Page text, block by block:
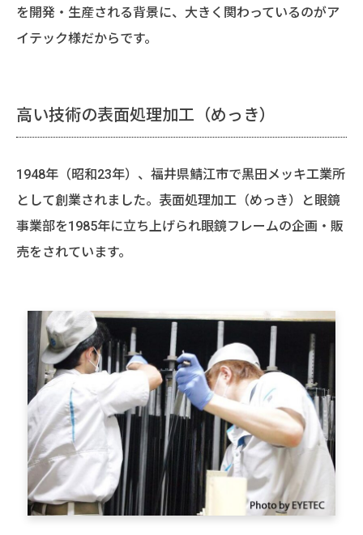
を開発・生産される背景に、大きく関わっているのがア
イテック様だからです。
高い技術の表面処理加工（めっき）
1948年（昭和23年）、福井県鯖江市で黒田メッキ工業所
として創業されました。表面処理加工（めっき）と眼鏡
事業部を1985年に立ち上げられ眼鏡フレームの企画・販
売をされています。